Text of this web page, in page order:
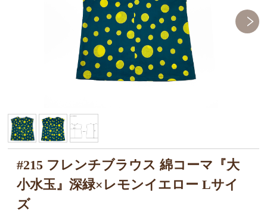
#215 フレンチブラウス 綿コーマ『大
小水玉』深緑×レモンイエロー Lサイ
ズ